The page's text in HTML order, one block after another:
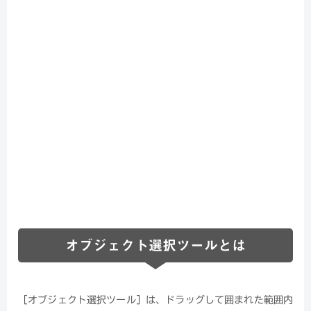
オブジェクト選択ツールとは
［オブジェクト選択ツール］は、ドラッグして囲まれた範囲内